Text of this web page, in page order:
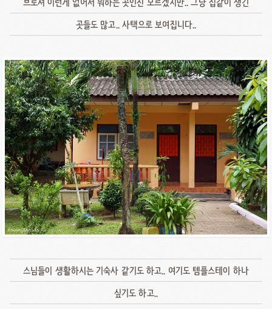
곳들도 많고.. 사택으로 보여집니다..
스님들이 생활하시는 기숙사 같기도 하고.. 여기도 템플스테이 하나
싶기도 하고..